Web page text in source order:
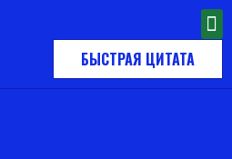
БЫСТРАЯ ЦИТАТА